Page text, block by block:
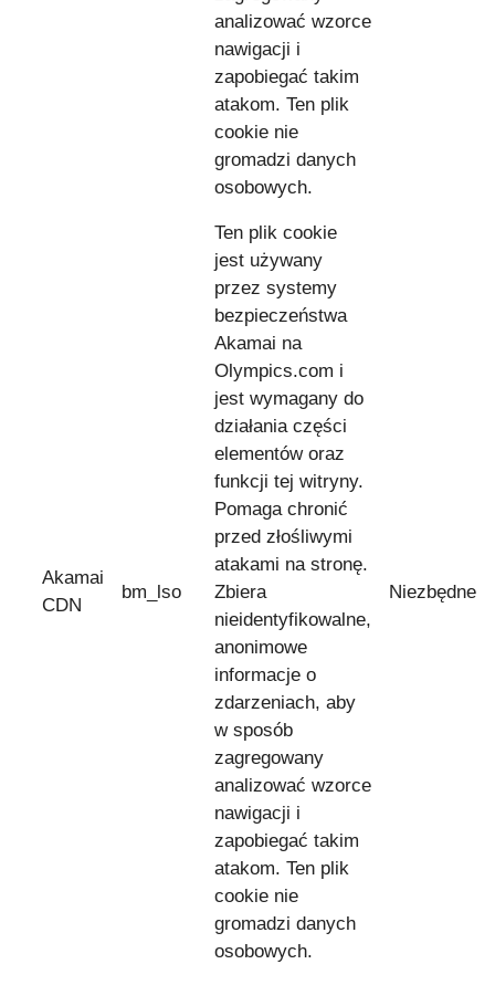
analizować wzorce
nawigacji i
zapobiegać takim
atakom. Ten plik
cookie nie
gromadzi danych
osobowych.
Akamai
CDN
bm_lso
Ten plik cookie
jest używany
przez systemy
bezpieczeństwa
Akamai na
Olympics.com i
jest wymagany do
działania części
elementów oraz
funkcji tej witryny.
Pomaga chronić
przed złośliwymi
atakami na stronę.
Zbiera
nieidentyfikowalne,
anonimowe
informacje o
zdarzeniach, aby
w sposób
zagregowany
analizować wzorce
nawigacji i
zapobiegać takim
atakom. Ten plik
cookie nie
gromadzi danych
osobowych.
Niezbędne